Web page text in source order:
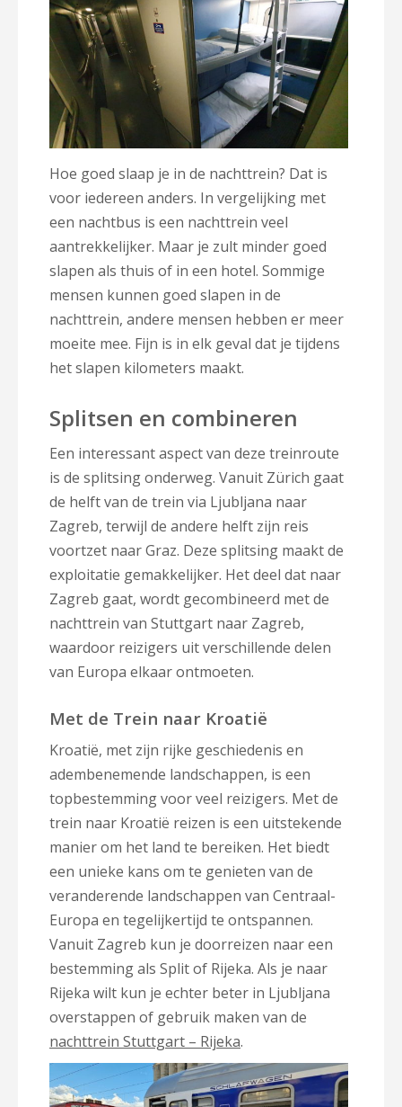
Hoe goed slaap je in de nachttrein? Dat is
voor iedereen anders. In vergelijking met
een nachtbus is een nachttrein veel
aantrekkelijker. Maar je zult minder goed
slapen als thuis of in een hotel. Sommige
mensen kunnen goed slapen in de
nachttrein, andere mensen hebben er meer
moeite mee. Fijn is in elk geval dat je tijdens
het slapen kilometers maakt.
Splitsen en combineren
Een interessant aspect van deze treinroute
is de splitsing onderweg. Vanuit Zürich gaat
de helft van de trein via Ljubljana naar
Zagreb, terwijl de andere helft zijn reis
voortzet naar Graz. Deze splitsing maakt de
exploitatie gemakkelijker. Het deel dat naar
Zagreb gaat, wordt gecombineerd met de
nachttrein van Stuttgart naar Zagreb,
waardoor reizigers uit verschillende delen
van Europa elkaar ontmoeten.
Met de Trein naar Kroatië
Kroatië, met zijn rijke geschiedenis en
adembenemende landschappen, is een
topbestemming voor veel reizigers. Met de
trein naar Kroatië reizen is een uitstekende
manier om het land te bereiken. Het biedt
een unieke kans om te genieten van de
veranderende landschappen van Centraal-
Europa en tegelijkertijd te ontspannen.
Vanuit Zagreb kun je doorreizen naar een
bestemming als Split of Rijeka. Als je naar
Rijeka wilt kun je echter beter in Ljubljana
overstappen of gebruik maken van de
nachttrein Stuttgart – Rijeka.